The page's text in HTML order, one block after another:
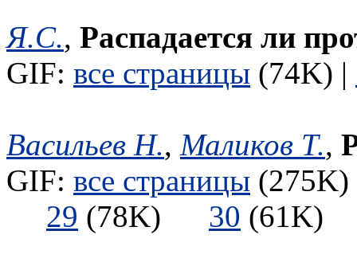
Я.С., Распадается ли
GIF: все страницы (74K) |
Васильев Н., Маликов Т.,
GIF: все страницы
29 (78K) 30